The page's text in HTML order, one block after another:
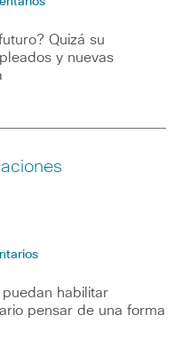
Quizá su
y nuevas
habilitar
pensar de una forma